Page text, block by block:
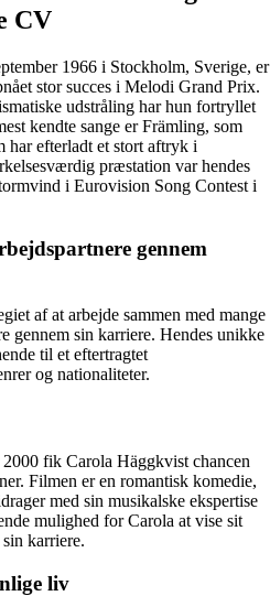
CV
1966 i Stockholm, Sverige, er
stor succes i Melodi Grand Prix.
udstråling har hun fortryllet
kendte sange er Främling, som
har efterladt et stort aftryk i
præstation var hendes
i Eurovision Song Contest i
gennem
af at arbejde sammen med mange
gennem sin karriere. Hendes unikke
til et eftertragtet
og nationaliteter.
fik Carola Häggkvist chancen
Filmen er en romantisk komedie,
med sin musikalske ekspertise
mulighed for Carola at vise sit
karriere.
liv